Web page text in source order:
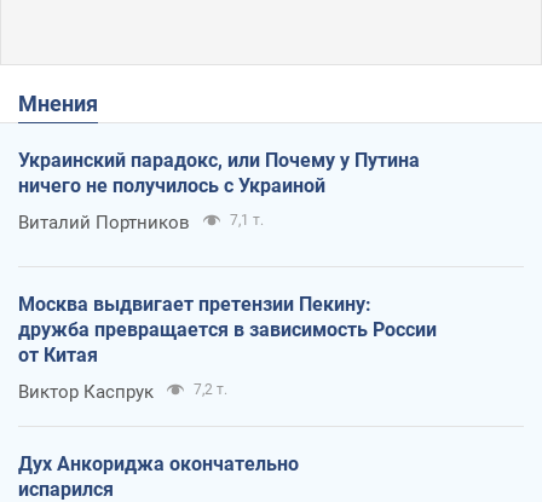
Мнения
Украинский парадокс, или Почему у Путина
ничего не получилось с Украиной
Виталий Портников 7,1 т.
Москва выдвигает претензии Пекину:
дружба превращается в зависимость России
от Китая
Виктор Каспрук 7,2 т.
Дух Анкориджа окончательно
испарился